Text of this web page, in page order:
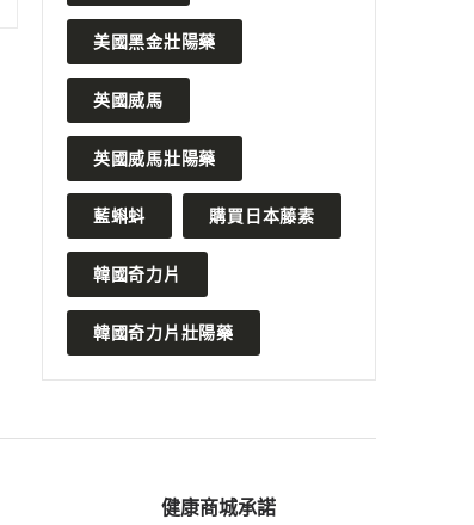
2024 年 1 月 10 日
印度樂威壯壯陽藥的副作用有哪
些？服用是否有禁忌？
READ MORE
美國黑金壯陽藥
英國威馬
英國威馬壯陽藥
藍蝌蚪 購買日本藤素
韓國奇力片
韓國奇力片壯陽藥
健康商城承諾